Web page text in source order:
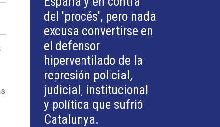
del 'procés', pero nada
excusa convertirse en
el defensor
hiperventilado de la
represión policial,
judicial, institucional
y política que sufrió
Catalunya.